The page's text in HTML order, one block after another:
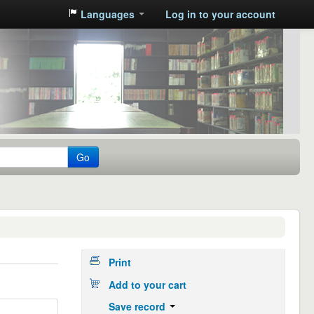
Languages Log in to your account
Go
Print
Add to your cart
Save record